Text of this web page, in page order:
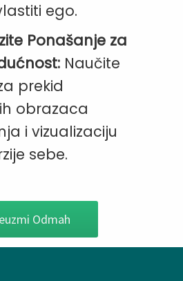
ego.
Ponašanje za
Naučite
prekid
obrazaca
i vizualizaciju
sebe.
Odmah